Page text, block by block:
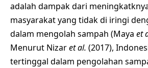
adalah dampak dari
masyarakat yang tidak di iringi
dalam mengolah sampah (Maya et
Menurut Nizaret al. (2017),
tertinggal dalam pengolahan